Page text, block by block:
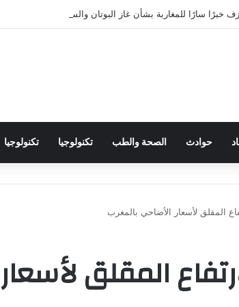
خبرًا سارًا للمغاربة بشأن غاز البوتان والسكر والدقيق
حوادث الصحة والطب تكنولوجيا تكنولوجيا
المقلق لأسعار الأضاحي بالمغرب
المقلق لأسعار